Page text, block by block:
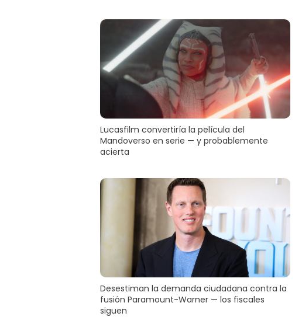
Lucasfilm convertiría la película del
Mandoverso en serie — y probablemente
acierta
Desestiman la demanda ciudadana contra la
fusión Paramount-Warner — los fiscales
siguen